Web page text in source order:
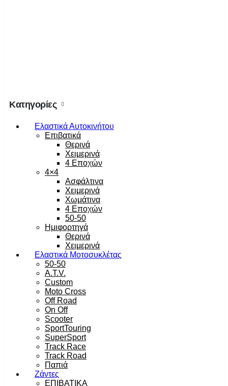
Κατηγορίες
Ελαστικά Αυτοκινήτου
Επιβατικά
Θερινά
Χειμερινά
4 Εποχών
4×4
Ασφάλτινα
Χειμερινά
Χωμάτινα
4 Εποχών
50-50
Ημιφορτηγά
Θερινά
Χειμερινά
Ελαστικά Μοτοσυκλέτας
50-50
A.T.V.
Custom
Moto Cross
Off Road
On Off
Scooter
SportTouring
SuperSport
Track Race
Track Road
Παπιά
Ζάντες
ΕΠΙΒΑΤΙΚΑ